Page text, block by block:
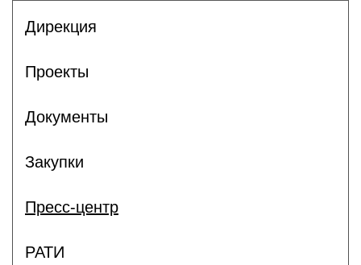
Дирекция
Проекты
Документы
Закупки
Пресс-центр
РАТИ